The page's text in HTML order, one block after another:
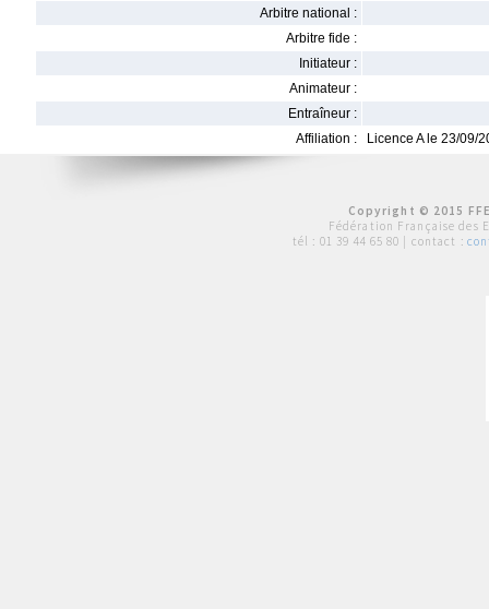
Arbitre national :
Arbitre fide :
Initiateur :
Animateur :
Entraîneur :
Affiliation :
Licence A le 23/09/
Copyright © 2015
Fédération Française des
tél : 01 39 44 65 80 | contact :